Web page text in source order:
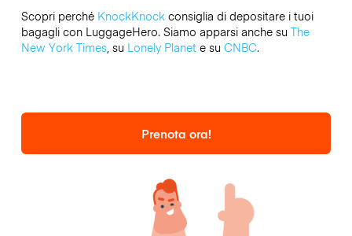
Scopri perché KnockKnockconsiglia di depositare i tuoi
bagagli con LuggageHero. Siamo apparsi anche su The
New York Times, su Lonely Planete su CNBC.
Prenota ora!